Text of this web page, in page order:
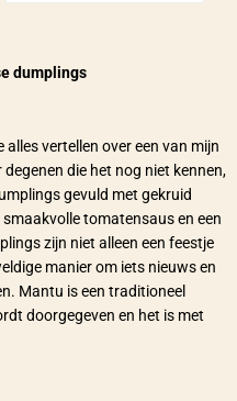
dumplings
vertellen over een van mijn
die het nog niet kennen,
gevuld met gekruid
tomatensaus en een
zijn niet alleen een feestje
manier om iets nieuws en
Mantu is een traditioneel
doorgegeven en het is met